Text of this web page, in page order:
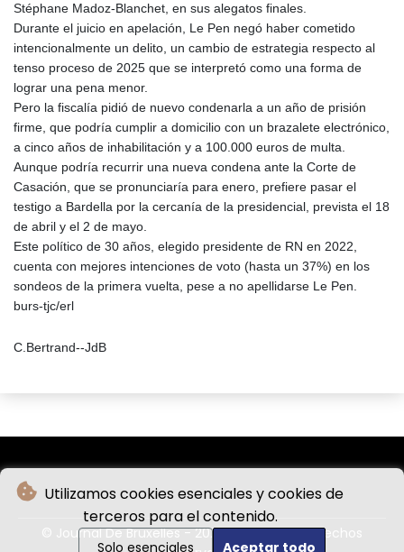
Utilizamos cookies esenciales y cookies de
terceros para el contenido.
Solo esenciales Aceptar todo
Stéphane Madoz-Blanchet, en sus alegatos finales.
Durante el juicio en apelación, Le Pen negó haber cometido
intencionalmente un delito, un cambio de estrategia respecto al
tenso proceso de 2025 que se interpretó como una forma de
lograr una pena menor.
Pero la fiscalía pidió de nuevo condenarla a un año de prisión
firme, que podría cumplir a domicilio con un brazalete electrónico,
a cinco años de inhabilitación y a 100.000 euros de multa.
Aunque podría recurrir una nueva condena ante la Corte de
Casación, que se pronunciaría para enero, prefiere pasar el
testigo a Bardella por la cercanía de la presidencial, prevista el 18
de abril y el 2 de mayo.
Este político de 30 años, elegido presidente de RN en 2022,
cuenta con mejores intenciones de voto (hasta un 37%) en los
sondeos de la primera vuelta, pese a no apellidarse Le Pen.
burs-tjc/erl
C.Bertrand--JdB
© Journal De Bruxelles - 2026 - Todos los derechos